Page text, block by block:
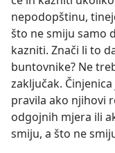
nepodopštinu,
što ne smiju samo
kazniti. Znači li to
buntovnike? Ne
zaključak.
pravila ako njihovi
odgojnih mjera ili
smiju, a što ne